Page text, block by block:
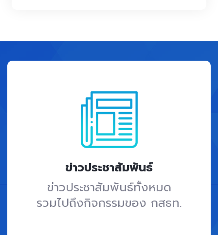
ข่าวประชาสัมพันธ์
ข่าวประชาสัมพันธ์ทั้งหมด
รวมไปถึงกิจกรรมของ กสธท.